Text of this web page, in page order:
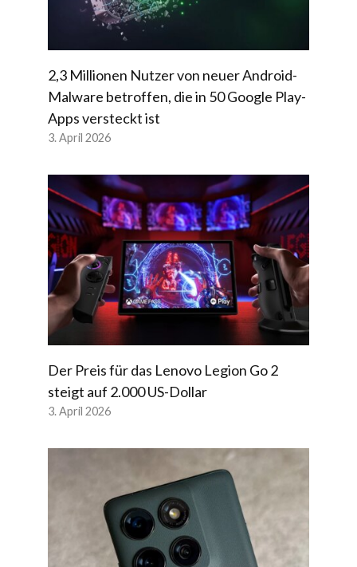
2,3 Millionen Nutzer von neuer Android-
Malware betroffen, die in 50 Google Play-
Apps versteckt ist
3. April 2026
Der Preis für das Lenovo Legion Go 2
steigt auf 2.000 US-Dollar
3. April 2026